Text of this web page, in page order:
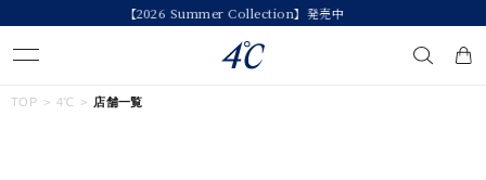
今すぐ贈れる「eギフト」対象商品はこちら
TOP 4℃ 店舗一覧